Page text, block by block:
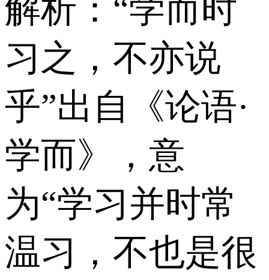
解析：“学而时
习之，不亦说
乎”出自《论语·
学而》，意
为“学习并时常
温习，不也是很